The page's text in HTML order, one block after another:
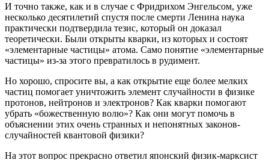
И точно также, как и в случае с Фридрихом Энгельсом, уже
несколько десятилетий спустя после смерти Ленина наука
практически подтвердила тезис, который он доказал
теоретически. Были открыты кварки, из которых и состоят
«элементарные частицы» атома. Само понятие «элементарные
частицы» из-за этого превратилось в рудимент.
Но хорошо, спросите вы, а как открытие еще более мелких
частиц помогает уничтожить элемент случайности в физике
протонов, нейтронов и электронов? Как кварки помогают
убрать «божественную волю»? Как они могут помочь в
объяснении этих очень странных и непонятных законов-
случайностей квантовой физики?
На этот вопрос прекрасно ответил японский физик-марксист